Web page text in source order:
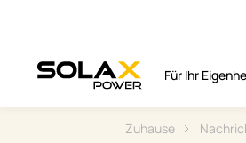
Für Ihr
Zuhause